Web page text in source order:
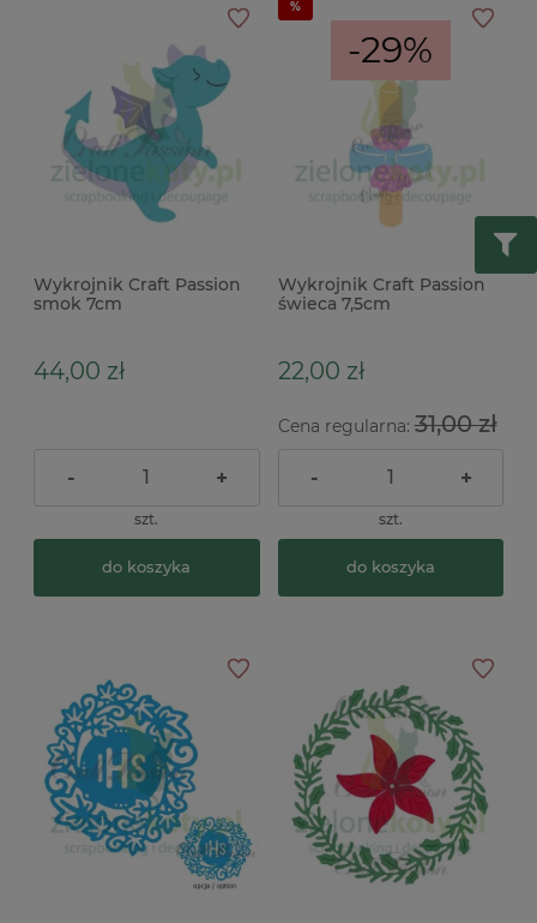
Wykrojnik Craft Passion
smok 7cm
44,00 zł
- +
szt.
do koszyka
-29%
Wykrojnik Craft Passion
świeca 7,5cm
22,00 zł
Cena regularna:31,00 zł
- +
szt.
do koszyka